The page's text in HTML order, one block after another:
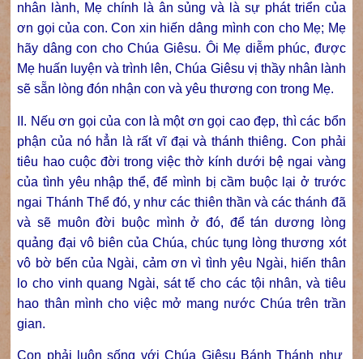
nhân lành, Mẹ chính là ân sủng và là sự phát triển của
ơn gọi của con. Con xin hiến dâng mình con cho Mẹ; Mẹ
hãy dâng con cho Chúa Giêsu. Ôi Mẹ diễm phúc, được
Mẹ huấn luyện và trình lên, Chúa Giêsu vị thầy nhân lành
sẽ sẵn lòng đón nhận con và yêu thương con trong Mẹ.
II. Nếu ơn gọi của con là một ơn gọi cao đẹp, thì các bổn
phận của nó hẳn là rất vĩ đại và thánh thiêng. Con phải
tiêu hao cuộc đời trong việc thờ kính dưới bệ ngai vàng
của tình yêu nhập thể, để mình bị cầm buộc lại ở trước
ngai Thánh Thể đó, y như các thiên thần và các thánh đã
và sẽ muôn đời buộc mình ở đó, để tán dương lòng
quảng đại vô biên của Chúa, chúc tụng lòng thương xót
vô bờ bến của Ngài, cảm ơn vì tình yêu Ngài, hiến thân
lo cho vinh quang Ngài, sát tế cho các tội nhân, và tiêu
hao thân mình cho việc mở mang nước Chúa trên trần
gian.
Con phải luôn sống với Chúa Giêsu Bánh Thánh như